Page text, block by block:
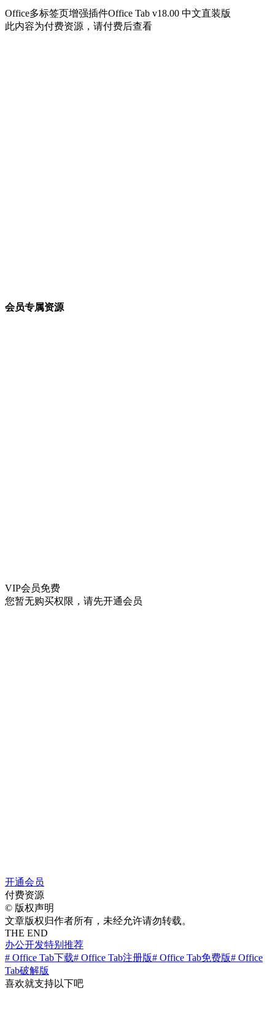
Office多标签页增强插件Office Tab v18.00 中文直装版
此内容为付费资源，请付费后查看
会员专属资源
VIP会员免费
您暂无购买权限，请先开通会员
开通会员
付费资源
© 版权声明
文章版权归作者所有，未经允许请勿转载。
THE END
办公开发特别推荐
# Office Tab下载# Office Tab注册版# Office Tab免费版# Office
Tab破解版
喜欢就支持以下吧